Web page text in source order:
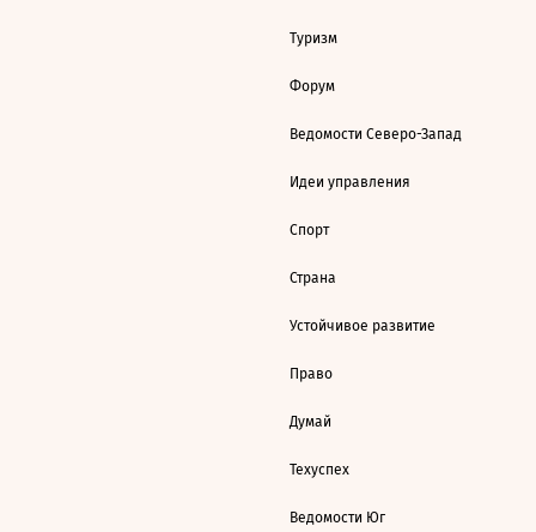
Туризм
Форум
Ведомости Северо-Запад
Идеи управления
Спорт
Страна
Устойчивое развитие
Право
Думай
Техуспех
Ведомости Юг